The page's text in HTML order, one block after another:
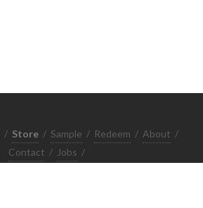
/ Store / Sample / Redeem / About /
Contact / Jobs /